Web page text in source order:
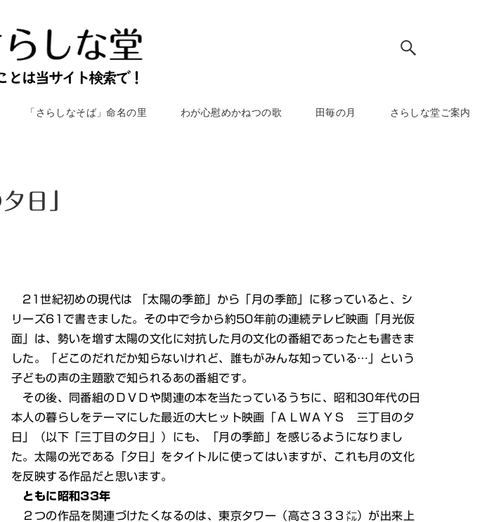
「さらしなそば」命名の里 わが心慰めかねつの歌 田毎の月 さらしな堂ご案内
日」
21世紀初めの現代は 「太陽の季節」から「月の季節」に移っていると、シ
リーズ61で書きました。その中で今から約50年前の連続テレビ映画「月光仮
面」は、勢いを増す太陽の文化に対抗した月の文化の番組であったとも書きま
した。「どこのだれだか知らないけれど、誰もがみんな知っている…」という
子どもの声の主題歌で知られるあの番組です。
その後、同番組のＤＶＤや関連の本を当たっているうちに、昭和30年代の日
本人の暮らしをテーマにした最近の大ヒット映画「ＡＬＷＡＹＳ 三丁目の夕
日」（以下「三丁目の夕日」）にも、「月の季節」を感じるようになりまし
た。太陽の光である「夕日」をタイトルに使ってはいますが、これも月の文化
を反映する作品だと思います。
ともに昭和33年
２つの作品を関連づけたくなるのは、東京タワー（高さ３３３㍍）が出来上